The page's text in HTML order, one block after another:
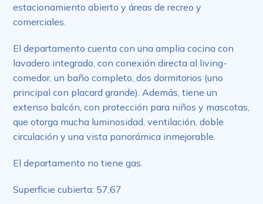
estacionamiento abierto y áreas de recreo y
comerciales.
El departamento cuenta con una amplia cocina con
lavadero integrado, con conexión directa al living-
comedor, un baño completo, dos dormitorios (uno
principal con placard grande). Además, tiene un
extenso balcón, con protección para niños y mascotas,
que otorga mucha luminosidad, ventilación, doble
circulación y una vista panorámica inmejorable.
El departamento no tiene gas.
Superficie cubierta: 57,67